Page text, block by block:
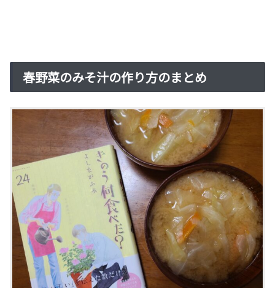
春野菜のみそ汁の作り方のまとめ